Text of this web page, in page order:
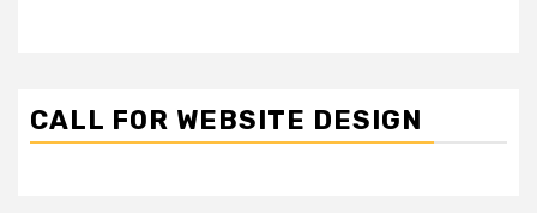
CALL FOR WEBSITE DESIGN